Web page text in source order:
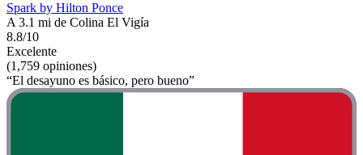
Spark by Hilton Ponce
A 3.1 mi de Colina El Vigía
8.8/10
Excelente
(1,759 opiniones)
“El desayuno es básico, pero bueno”